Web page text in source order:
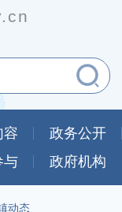
容
政务公开
与 政府机构
动态